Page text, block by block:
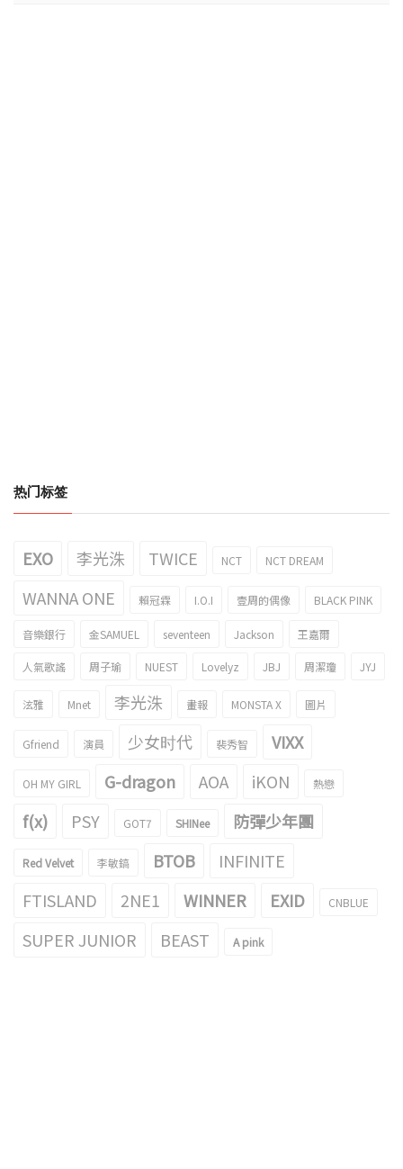
热门标签
EXO 李光洙 TWICE NCT NCT DREAM
WANNA ONE 賴冠霖 I.O.I 壹周的偶像 BLACK PINK
音樂銀行 金SAMUEL seventeen Jackson 王嘉爾
人氣歌謠 周子瑜 NUEST Lovelyz JBJ 周潔瓊 JYJ
泫雅 Mnet 李光洙 畫報 MONSTA X 圖片
Gfriend 演員 少女时代 裴秀智 VIXX
OH MY GIRL G-dragon AOA iKON 熱戀
f(x) PSY GOT7 SHINee 防彈少年團
Red Velvet 李敏鎬 BTOB
INFINITE
FTISLAND
2NE1 WINNER EXID CNBLUE
SUPER JUNIOR BEAST A pink